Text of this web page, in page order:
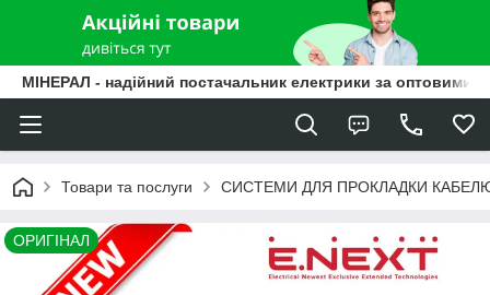
МІНЕРАЛ - надійний постачальник електрики за оптовими
Товари та послуги СИСТЕМИ ДЛЯ ПРОКЛАДКИ
ОРИГІНАЛ